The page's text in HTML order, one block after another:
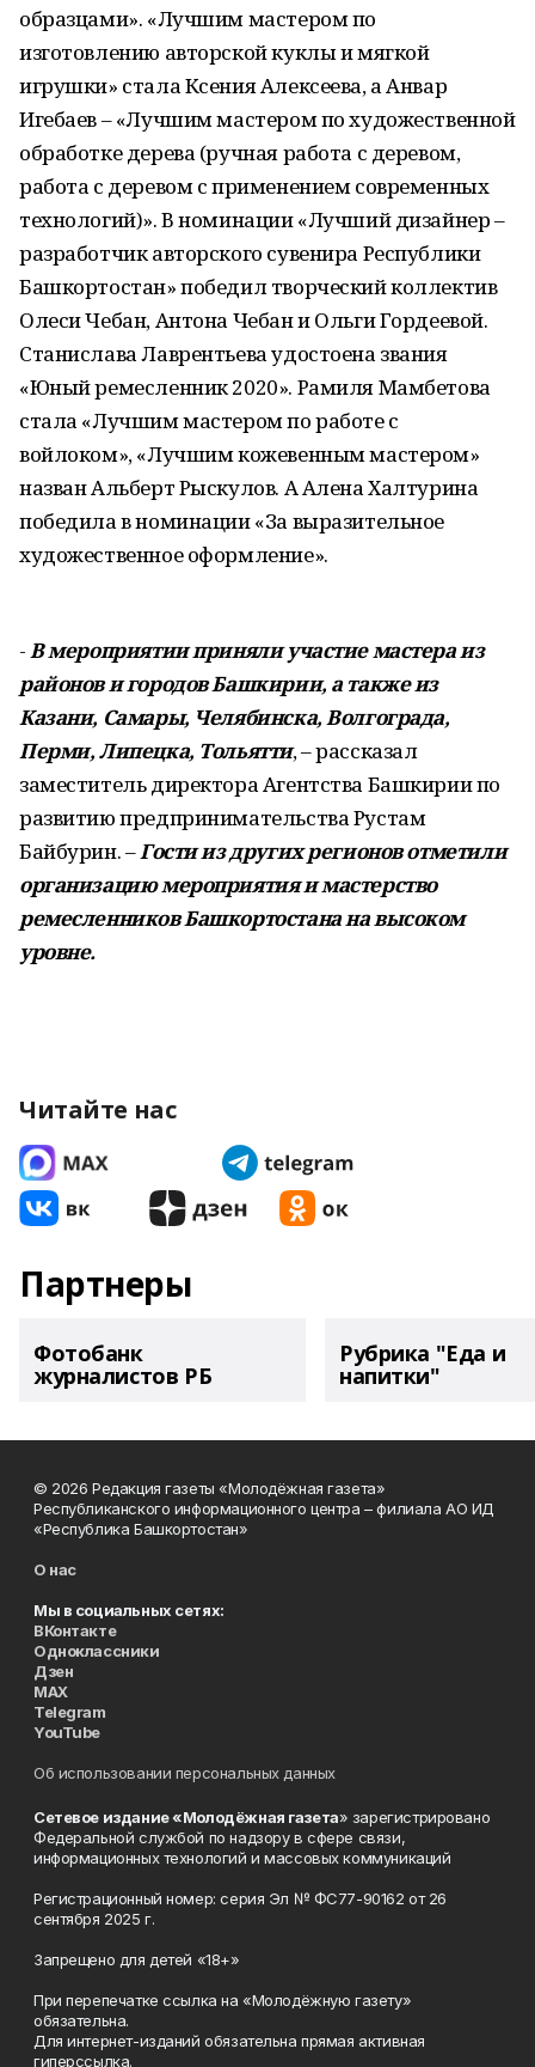
образцами». «Лучшим мастером по
изготовлению авторской куклы и мягкой
игрушки» стала Ксения Алексеева, а Анвар
Игебаев – «Лучшим мастером по художественной
обработке дерева (ручная работа с деревом,
работа с деревом с применением современных
технологий)». В номинации «Лучший дизайнер –
разработчик авторского сувенира Республики
Башкортостан» победил творческий коллектив
Олеси Чебан, Антона Чебан и Ольги Гордеевой.
Станислава Лаврентьева удостоена звания
«Юный ремесленник 2020». Рамиля Мамбетова
стала «Лучшим мастером по работе с
войлоком», «Лучшим кожевенным мастером»
назван Альберт Рыскулов. А Алена Халтурина
победила в номинации «За выразительное
художественное оформление».
-В мероприятии приняли участие мастера из
районов и городов Башкирии, а также из
Казани, Самары, Челябинска, Волгограда,
Перми, Липецка, Тольятти, – рассказал
заместитель директора Агентства Башкирии по
развитию предпринимательства Рустам
Байбурин. –Гости из других регионов отметили
организацию мероприятия и мастерство
ремесленников Башкортостана на высоком
уровне.
Читайте нас
Партнеры
Фотобанк
журналистов РБ
Рубрика "Еда и
напитки"
© 2026 Редакция газеты «Молодёжная газета»
Республиканского информационного центра – филиала АО ИД
«Республика Башкортостан»
О нас
Мы в социальных сетях:
ВКонтакте
Одноклассники
Дзен
MAX
Telegram
YouTube
Об использовании персональных данных
Сетевое издание «Молодёжная газета» зарегистрировано
Федеральной службой по надзору в сфере связи,
информационных технологий и массовых коммуникаций
Регистрационный номер: серия Эл № ФС77-90162 от 26
сентября 2025 г.
Запрещено для детей «18+»
При перепечатке ссылка на «Молодёжную газету»
обязательна.
Для интернет-изданий обязательна прямая активная
гиперссылка.